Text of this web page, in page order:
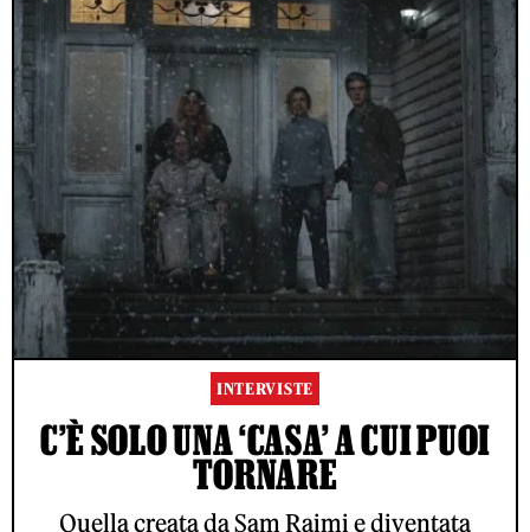
INTERVISTE
C’È SOLO UNA ‘CASA’ A CUI PUOI
TORNARE
Quella creata da Sam Raimi e diventata